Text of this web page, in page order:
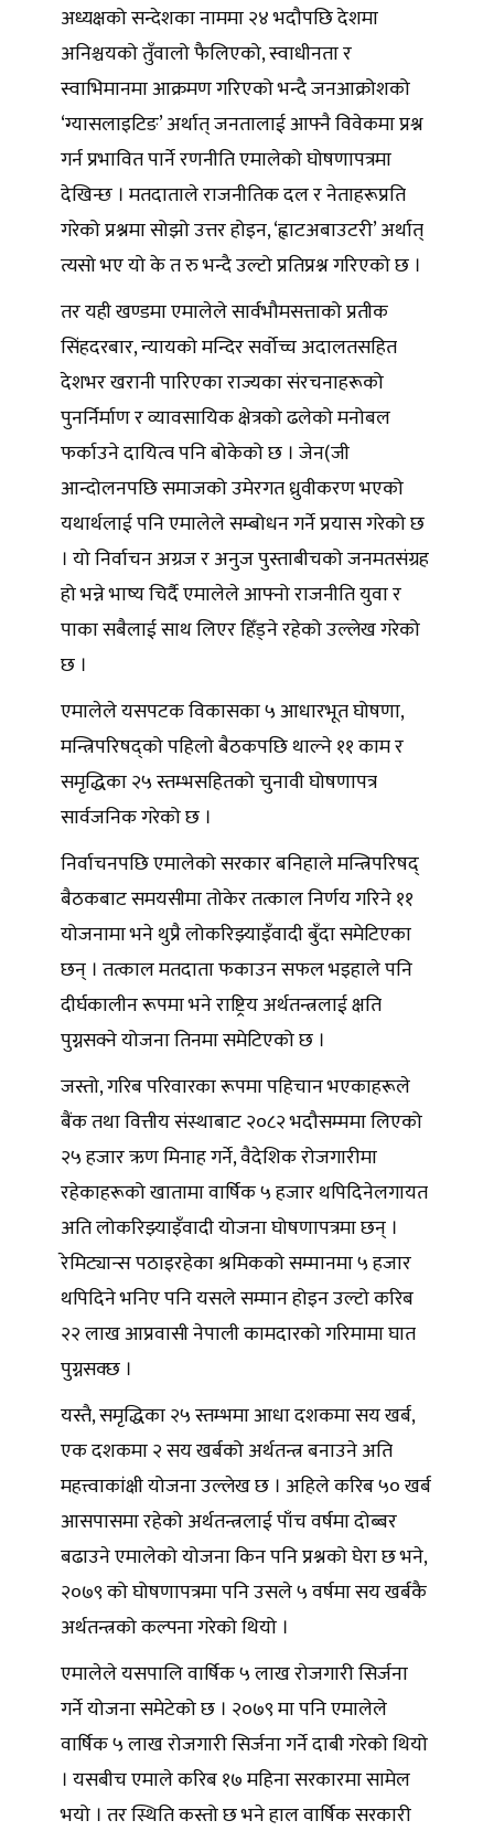
अध्यक्षको सन्देशका नाममा २४ भदौपछि देशमा
अनिश्चयको तुँवालो फैलिएको, स्वाधीनता र
स्वाभिमानमा आक्रमण गरिएको भन्दै जनआक्रोशको
‘ग्यासलाइटिङ’ अर्थात् जनतालाई आफ्नै विवेकमा प्रश्न
गर्न प्रभावित पार्ने रणनीति एमालेको घोषणापत्रमा
देखिन्छ । मतदाताले राजनीतिक दल र नेताहरूप्रति
गरेको प्रश्नमा सोझो उत्तर होइन, ‘ह्वाटअबाउटरी’ अर्थात्
त्यसो भए यो के त रु भन्दै उल्टो प्रतिप्रश्न गरिएको छ ।
तर यही खण्डमा एमालेले सार्वभौमसत्ताको प्रतीक
सिंहदरबार, न्यायको मन्दिर सर्वोच्च अदालतसहित
देशभर खरानी पारिएका राज्यका संरचनाहरूको
पुनर्निर्माण र व्यावसायिक क्षेत्रको ढलेको मनोबल
फर्काउने दायित्व पनि बोकेको छ । जेन(जी
आन्दोलनपछि समाजको उमेरगत ध्रुवीकरण भएको
यथार्थलाई पनि एमालेले सम्बोधन गर्ने प्रयास गरेको छ
। यो निर्वाचन अग्रज र अनुज पुस्ताबीचको जनमतसंग्रह
हो भन्ने भाष्य चिर्दै एमालेले आफ्नो राजनीति युवा र
पाका सबैलाई साथ लिएर हिँड्ने रहेको उल्लेख गरेको
छ ।
एमालेले यसपटक विकासका ५ आधारभूत घोषणा,
मन्त्रिपरिषद्को पहिलो बैठकपछि थाल्ने ११ काम र
समृद्धिका २५ स्तम्भसहितको चुनावी घोषणापत्र
सार्वजनिक गरेको छ ।
निर्वाचनपछि एमालेको सरकार बनिहाले मन्त्रिपरिषद्
बैठकबाट समयसीमा तोकेर तत्काल निर्णय गरिने ११
योजनामा भने थुप्रै लोकरिझ्याइँवादी बुँदा समेटिएका
छन् । तत्काल मतदाता फकाउन सफल भइहाले पनि
दीर्घकालीन रूपमा भने राष्ट्रिय अर्थतन्त्रलाई क्षति
पुग्नसक्ने योजना तिनमा समेटिएको छ ।
जस्तो, गरिब परिवारका रूपमा पहिचान भएकाहरूले
बैंक तथा वित्तीय संस्थाबाट २०८२ भदौसम्ममा लिएको
२५ हजार ऋण मिनाह गर्ने, वैदेशिक रोजगारीमा
रहेकाहरूको खातामा वार्षिक ५ हजार थपिदिनेलगायत
अति लोकरिझ्याइँवादी योजना घोषणापत्रमा छन् ।
रेमिट्यान्स पठाइरहेका श्रमिकको सम्मानमा ५ हजार
थपिदिने भनिए पनि यसले सम्मान होइन उल्टो करिब
२२ लाख आप्रवासी नेपाली कामदारको गरिमामा घात
पुग्नसक्छ ।
यस्तै, समृद्धिका २५ स्तम्भमा आधा दशकमा सय खर्ब,
एक दशकमा २ सय खर्बको अर्थतन्त्र बनाउने अति
महत्त्वाकांक्षी योजना उल्लेख छ । अहिले करिब ५० खर्ब
आसपासमा रहेको अर्थतन्त्रलाई पाँच वर्षमा दोब्बर
बढाउने एमालेको योजना किन पनि प्रश्नको घेरा छ भने,
२०७९ को घोषणापत्रमा पनि उसले ५ वर्षमा सय खर्बकै
अर्थतन्त्रको कल्पना गरेको थियो ।
एमालेले यसपालि वार्षिक ५ लाख रोजगारी सिर्जना
गर्ने योजना समेटेको छ । २०७९ मा पनि एमालेले
वार्षिक ५ लाख रोजगारी सिर्जना गर्ने दाबी गरेको थियो
। यसबीच एमाले करिब १७ महिना सरकारमा सामेल
भयो । तर स्थिति कस्तो छ भने हाल वार्षिक सरकारी